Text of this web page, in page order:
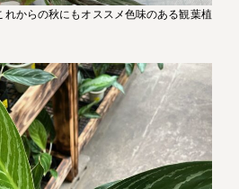
からの秋にもオススメ色味のある観葉植